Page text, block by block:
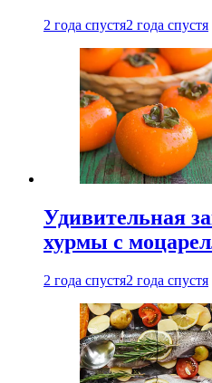
2 года спустя2 года спустя
Удивительная
хурмы с
2 года спустя2 года спустя